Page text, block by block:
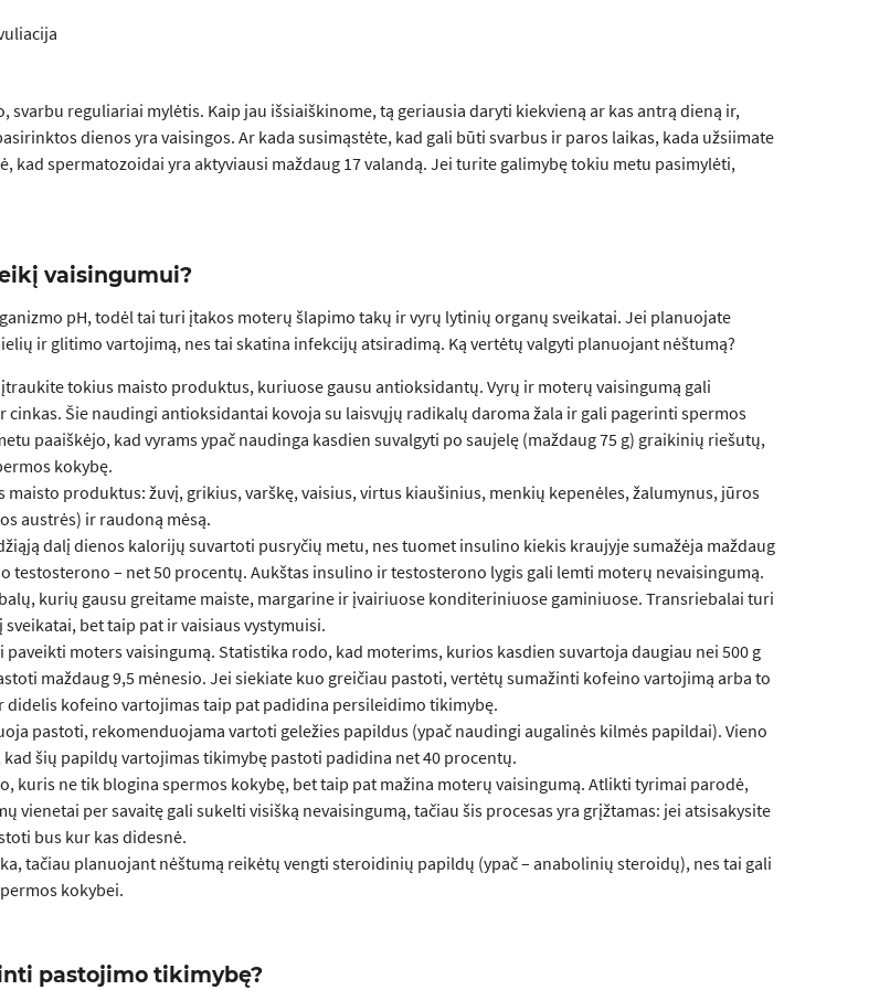
reguliariai mylėtis. Kaip jau išsiaiškinome, tą geriausia daryti kiekvieną ar kas antrą dieną ir,
dienos yra vaisingos. Ar kada susimąstėte, kad gali būti svarbus ir paros laikas, kada užsiimate
kad spermatozoidai yra aktyviausi maždaug 17 valandą. Jei turite galimybę tokiu metu pasimylėti,
vaisingumui?
pH, todėl tai turi įtakos moterų šlapimo takų ir vyrų lytinių organų sveikatai. Jei planuojate
ir glitimo vartojimą, nes tai skatina infekcijų atsiradimą. Ką vertėtų valgyti planuojant nėštumą?
tokius maisto produktus, kuriuose gausu antioksidantų. Vyrų ir moterų vaisingumą gali
Šie naudingi antioksidantai kovoja su laisvųjų radikalų daroma žala ir gali pagerinti spermos
paaiškėjo, kad vyrams ypač naudinga kasdien suvalgyti po saujelę (maždaug 75 g) graikinių riešutų,
kokybę.
maisto produktus: žuvį, grikius, varškę, vaisius, virtus kiaušinius, menkių kepenėles, žalumynus, jūros
austrės) ir raudoną mėsą.
dalį dienos kalorijų suvartoti pusryčių metu, nes tuomet insulino kiekis kraujyje sumažėja maždaug
testosterono – net 50 procentų. Aukštas insulino ir testosterono lygis gali lemti moterų nevaisingumą.
kurių gausu greitame maiste, margarine ir įvairiuose konditeriniuose gaminiuose. Transriebalai turi
bet taip pat ir vaisiaus vystymuisi.
paveikti moters vaisingumą. Statistika rodo, kad moterims, kurios kasdien suvartoja daugiau nei 500 g
maždaug 9,5 mėnesio. Jei siekiate kuo greičiau pastoti, vertėtų sumažinti kofeino vartojimą arba to
didelis kofeino vartojimas taip pat padidina persileidimo tikimybę.
pastoti, rekomenduojama vartoti geležies papildus (ypač naudingi augalinės kilmės papildai). Vieno
šių papildų vartojimas tikimybę pastoti padidina net 40 procentų.
kuris ne tik blogina spermos kokybę, bet taip pat mažina moterų vaisingumą. Atlikti tyrimai parodė,
vienetai per savaitę gali sukelti visišką nevaisingumą, tačiau šis procesas yra grįžtamas: jei atsisakysite
bus kur kas didesnė.
tačiau planuojant nėštumą reikėtų vengti steroidinių papildų (ypač – anabolinių steroidų), nes tai gali
kokybei.
pastojimo tikimybę?